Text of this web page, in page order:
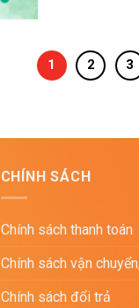
1 2 3
CHÍNH SÁCH
Chính sách thanh toán
Chính sách vận
Chính sách đổi trả